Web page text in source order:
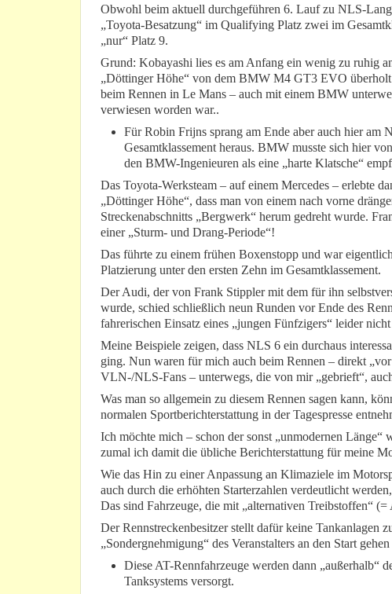
Obwohl beim aktuell durchgeführen 6. Lauf zu NLS-
„Toyota-Besatzung“ im Qualifying Platz zwei im
„nur“ Platz 9.
Grund: Kobayashi lies es am Anfang ein wenig zu ruhig
„Döttinger Höhe“ von dem BMW M4 GT3 EVO
beim Rennen in Le Mans – auch mit einem BMW
verwiesen worden war..
Für Robin Frijns sprang am Ende aber auch hier am
Gesamtklassement heraus. BMW musste sich hier
den BMW-Ingenieuren als eine „harte Klatsche“
Das Toyota-Werksteam – auf einem Mercedes – erlebte
„Döttinger Höhe“, dass man von einem nach vorne
Streckenabschnitts „Bergwerk“ herum gedreht wurde.
einer „Sturm- und Drang-Periode“!
Das führte zu einem frühen Boxenstopp und war
Platzierung unter den ersten Zehn im Gesamtklassement.
Der Audi, der von Frank Stippler mit dem für ihn
wurde, schied schließlich neun Runden vor Ende des
fahrerischen Einsatz eines „jungen Fünfzigers“ leider
Meine Beispiele zeigen, dass NLS 6 ein durchaus
ging. Nun waren für mich auch beim Rennen – direkt
VLN-/NLS-Fans – unterwegs, die von mir „gebrieft“,
Was man so allgemein zu diesem Rennen sagen kann,
normalen Sportberichterstattung in der Tagespresse
Ich möchte mich – schon der sonst „unmodernen
zumal ich damit die übliche Berichterstattung für meine
Wie das Hin zu einer Anpassung an Klimaziele im
auch durch die erhöhten Starterzahlen verdeutlicht
Das sind Fahrzeuge, die mit „alternativen Treibstoffen“ (=
Der Rennstreckenbesitzer stellt dafür keine Tankanlagen
„Sondergnehmigung“ des Veranstalters an den Start
Diese AT-Rennfahrzeuge werden dann „außerhalb“
Tanksystems versorgt.